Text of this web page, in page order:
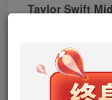
Taylor Swift
年卡会